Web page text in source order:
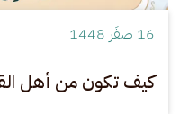
16 صفَر 1448
كيف تكون من أهل